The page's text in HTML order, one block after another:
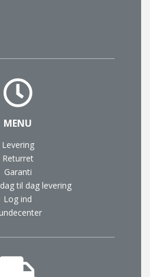
MENU
Levering
Returret
Garanti
til dag levering
Log ind